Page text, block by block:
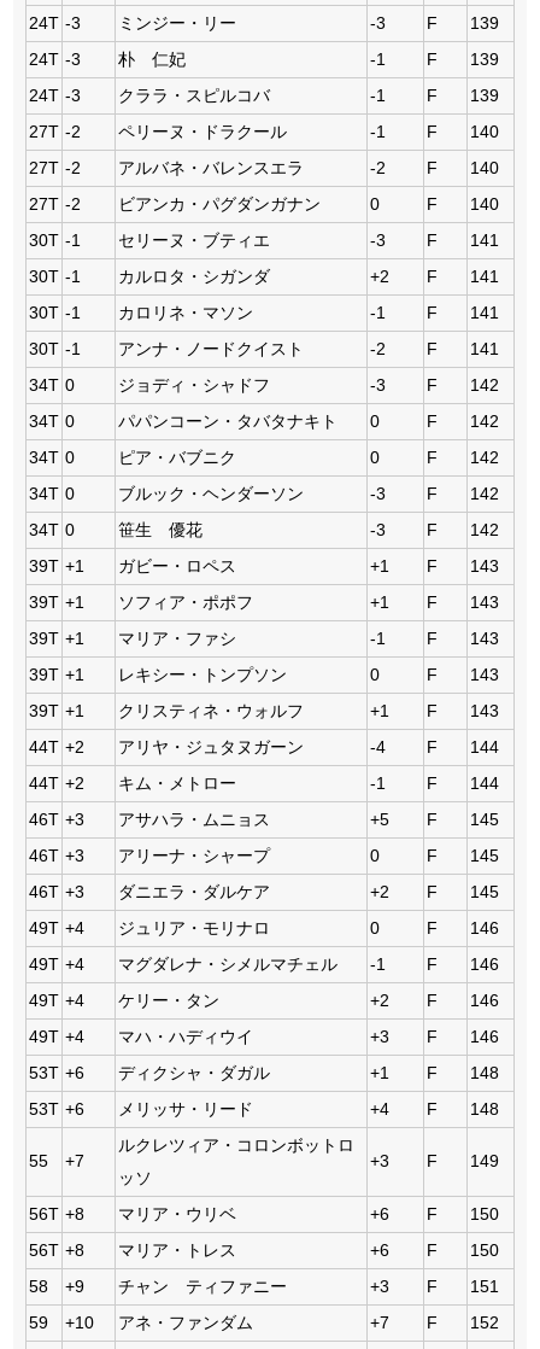
24T -3 ミンジー・リー -3 F
139
24T -3 朴 仁妃 -1 F
139
24T -3 クララ・スピルコバ -1 F
139
27T -2 ペリーヌ・ドラクール -1 F
140
27T -2 アルバネ・バレンスエラ -2 F
140
27T -2 ビアンカ・パグダンガナン 0 F
140
30T -1 セリーヌ・ブティエ -3 F
141
30T -1 カルロタ・シガンダ +2 F
141
30T -1 カロリネ・マソン -1 F
141
30T -1 アンナ・ノードクイスト -2 F
141
34T 0 ジョディ・シャドフ -3 F
142
34T 0 パパンコーン・タバタナキト 0 F
142
34T 0 ピア・バブニク 0 F
142
34T 0 ブルック・ヘンダーソン -3 F
142
34T 0 笹生 優花 -3 F
142
39T +1 ガビー・ロペス +1 F
143
39T +1 ソフィア・ポポフ +1 F
143
39T +1 マリア・ファシ -1 F
143
39T +1 レキシー・トンプソン 0 F
143
39T +1 クリスティネ・ウォルフ +1 F
143
44T +2 アリヤ・ジュタヌガーン -4 F
144
44T +2 キム・メトロー -1 F
144
46T +3 アサハラ・ムニョス +5 F
145
46T +3 アリーナ・シャープ 0 F
145
46T +3 ダニエラ・ダルケア +2 F
145
49T +4 ジュリア・モリナロ 0 F
146
49T +4 マグダレナ・シメルマチェル -1 F
146
49T +4 ケリー・タン +2 F
146
49T +4 マハ・ハディウイ +3 F
146
53T +6 ディクシャ・ダガル +1 F
148
53T +6 メリッサ・リード +4 F 148
55 +7
ルクレツィア・コロンボットロ
ッソ
+3 F 149
56T +8 マリア・ウリベ +6 F
150
56T +8 マリア・トレス +6 F
150
58
+9 チャン ティファニー +3 F
151
59
+10 アネ・ファンダム +7 F
152